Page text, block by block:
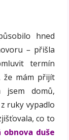
hned
– přišla
termín
že mám přijít
domů,
ruky vypadlo
co to
duše